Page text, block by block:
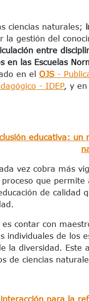
ciencias naturales;
la gestión del
entre
en las Escuelas
en el OJS -
- IDEP, y en
educativa:
vez cobra más
que
de calidad
contar con
individuales de los
la diversidad.
de ciencias
para la